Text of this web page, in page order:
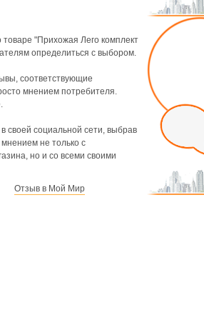
"Прихожая Лего комплект
определиться с выбором.
соответствующие
мнением потребителя.
своей социальной сети, выбрав
не только с
но и со всеми своими
Отзыв в Мой Мир